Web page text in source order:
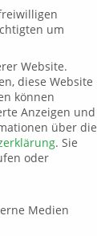
um
Website.
diese Website
können
Anzeigen und
über die
. Sie
oder
Medien